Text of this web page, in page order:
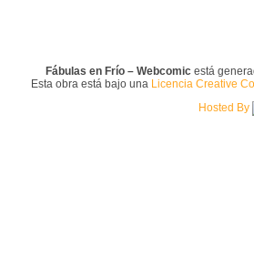
Fábulas en Frío – Webcomicestá
Esta obra está bajo una Licencia Creative
Hosted By